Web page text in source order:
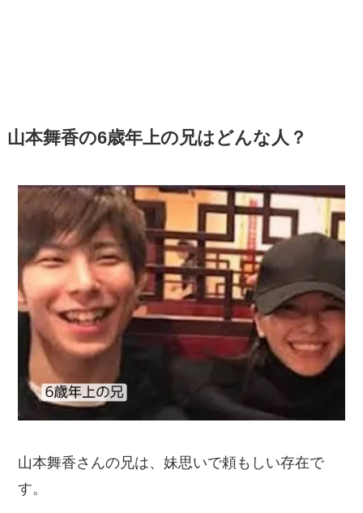
山本舞香の6歳年上の兄はどんな人？
山本舞香さんの兄は、妹思いで頼もしい存在で
す。